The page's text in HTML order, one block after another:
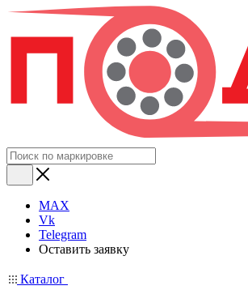
MAX
Vk
Telegram
Оставить заявку
Каталог